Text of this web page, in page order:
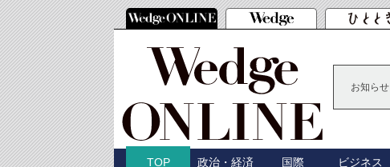
お知らせ
TOP 政治・経済 国際 ビジネス